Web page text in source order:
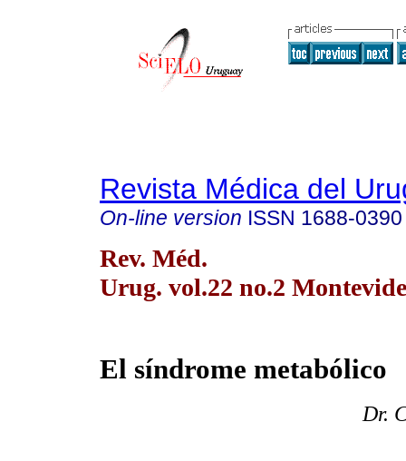
Revista Médica del
On-line version ISSN 1688-0390
Rev. Méd.
Urug. vol.22 no.2
El síndrome metabólico
Dr.